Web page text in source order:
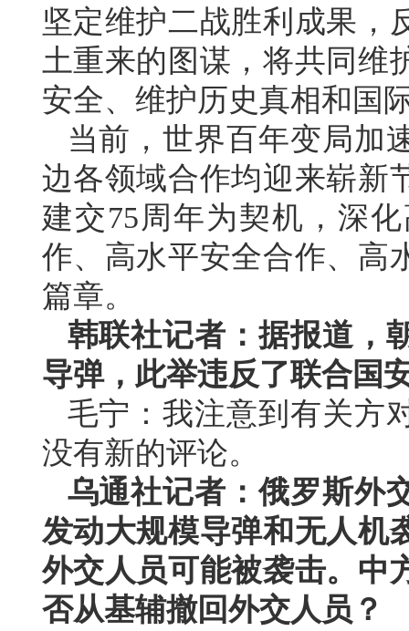
坚定维护二战胜利成果，
土重来的图谋，将共同维
安全、维护历史真相和国
当前，世界百年变局加
边各领域合作均迎来崭新
建交75周年为契机，深
作、高水平安全合作、高
篇章。
韩联社记者：据报道，
导弹，此举违反了联合国
毛宁：我注意到有关方
没有新的评论。
乌通社记者：俄罗斯外
发动大规模导弹和无人机
外交人员可能被袭击。中
否从基辅撤回外交人员？